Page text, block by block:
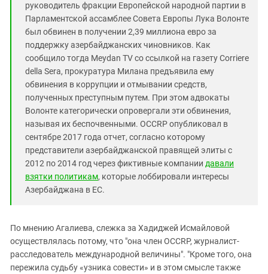
руководитель фракции Европейской народной партии в
Парламентской ассамблее Совета Европы Лука Волонте
был обвинен в получении 2,39 миллиона евро за
поддержку азербайджанских чиновников. Как
сообщило тогда Meydan TV со ссылкой на газету Corriere
della Sera, прокуратура Милана предъявила ему
обвинения в коррупции и отмывании средств,
полученных преступным путем. При этом адвокаты
Волонте категорически опровергали эти обвинения,
называя их беспочвенными. OCCRP опубликовал в
сентябре 2017 года отчет, согласно которому
представители азербайджанской правящей элиты с
2012 по 2014 год через фиктивные компании давали
взятки политикам, которые лоббировали интересы
Азербайджана в ЕС.
По мнению Агалиева, слежка за Хадиджей Исмайловой
осуществлялась потому, что "она член OCCRP, журналист-
расследователь международной величины". "Кроме того, она
пережила судьбу «узника совести» и в этом смысле также